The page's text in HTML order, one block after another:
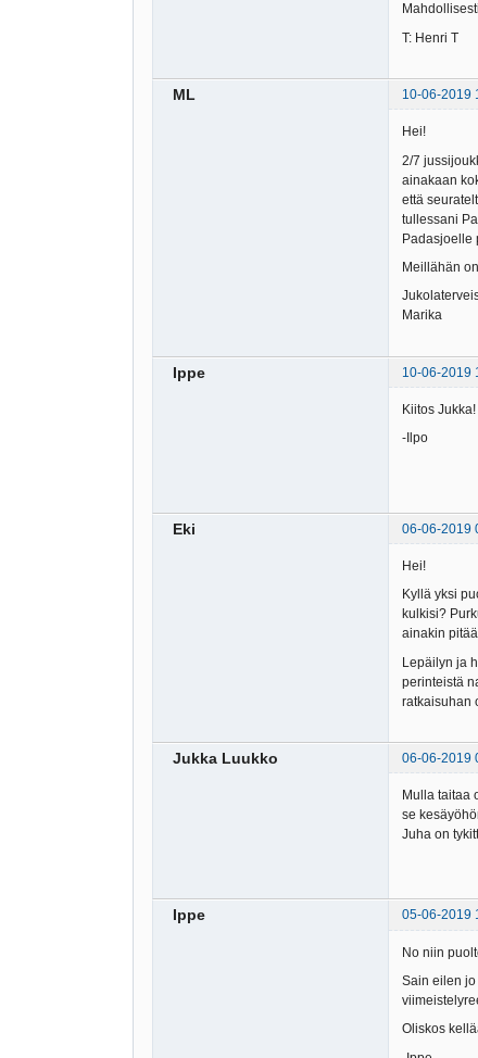
T: Henri T
ML 10-06-2019
Hei!
2/7
ainakaan
että
tullessani
Padasjoelle
Meillähän
Marika
Ippe 10-06-2019
Kiitos Jukka!
-Ilpo
Eki 06-06-2019
Hei!
Kyllä yksi
kulkisi?
ainakin
Lepäilyn ja
perinteistä
ratkaisuhan
Jukka Luukko 06-06-2019
Mulla taitaa
se
Juha on
Ippe 05-06-2019
No niin
Sain eilen
Oliskos